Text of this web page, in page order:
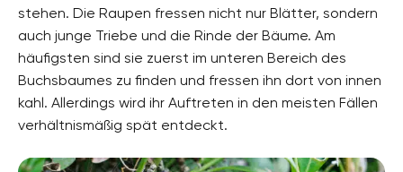
stehen. Die Raupen fressen nicht nur Blätter, sondern
auch junge Triebe und die Rinde der Bäume. Am
häufigsten sind sie zuerst im unteren Bereich des
Buchsbaumes zu finden und fressen ihn dort von innen
kahl. Allerdings wird ihr Auftreten in den meisten Fällen
verhältnismäßig spät entdeckt.